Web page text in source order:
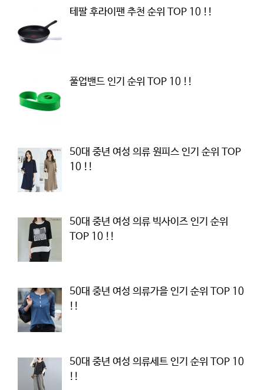
테팔 후라이팬 추천 순위 TOP 10 !!
풀업밴드 인기 순위 TOP 10 !!
50대 중년 여성 의류 원피스 인기 순위 TOP
10 !!
50대 중년 여성 의류 빅사이즈 인기 순위
TOP 10 !!
50대 중년 여성 의류가을 인기 순위 TOP 10
!!
50대 중년 여성 의류세트 인기 순위 TOP 10
!!